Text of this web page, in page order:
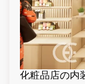
化粧品店の内